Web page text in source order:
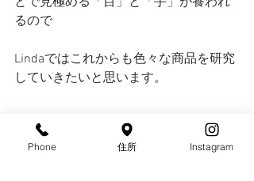
るので
Lindaではこれからも色々な商品を研究
していきたいと思います。
GWも今日で終わり。来週も楽しく営業
しております〜🎶
Phone 住所 Instagram